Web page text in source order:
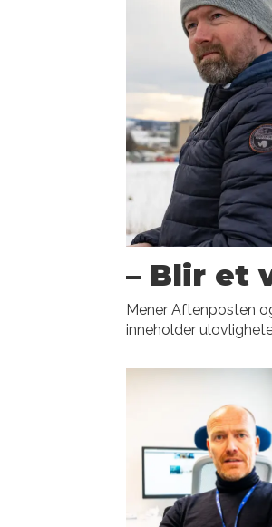
– Blir et
Mener Aftenposten
inneholder